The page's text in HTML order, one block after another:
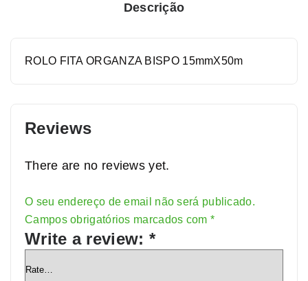
Descrição
ROLO FITA ORGANZA BISPO 15mmX50m
Reviews
There are no reviews yet.
O seu endereço de email não será publicado.
Campos obrigatórios marcados com *
Write a review: *
Alternative: